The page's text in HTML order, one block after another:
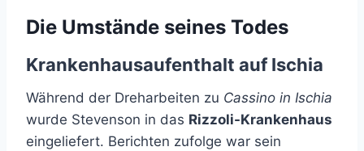
Die Umstände seines Todes
Krankenhausaufenthalt auf Ischia
Während der Dreharbeiten zu Cassino in Ischia
wurde Stevenson in das Rizzoli-Krankenhaus
eingeliefert. Berichten zufolge war sein